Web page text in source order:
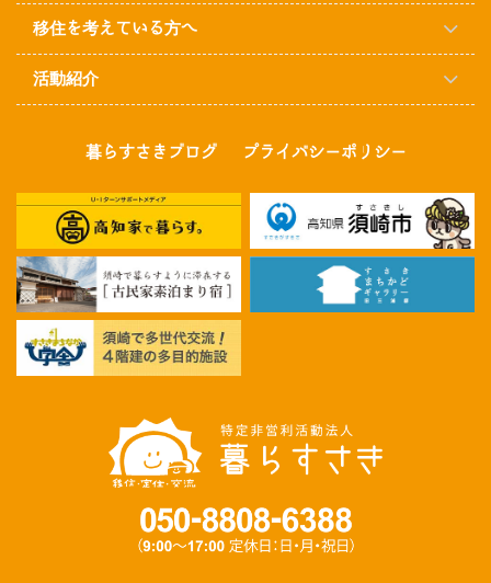
移住を考えている方へ
活動紹介
暮らすさきブログ プライバシーポリシー